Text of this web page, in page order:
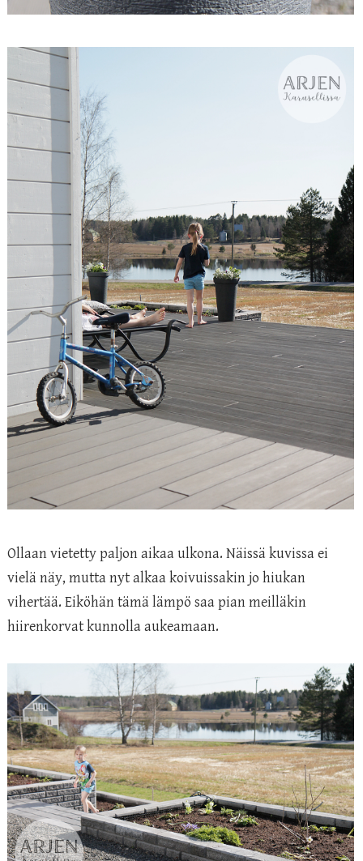
Ollaan vietetty paljon aikaa ulkona. Näissä kuvissa ei
vielä näy, mutta nyt alkaa koivuissakin jo hiukan
vihertää. Eiköhän tämä lämpö saa pian meilläkin
hiirenkorvat kunnolla aukeamaan.